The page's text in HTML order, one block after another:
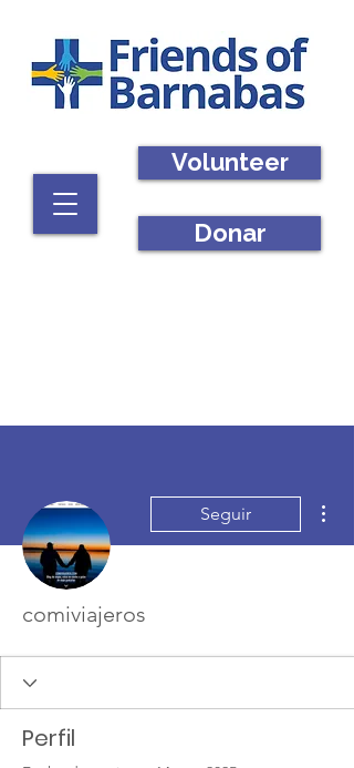
Volunteer
Donar
Seguir
comiviajeros
Perfil